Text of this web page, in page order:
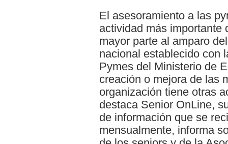
El asesoramiento a las
actividad más importante
mayor parte al amparo
nacional establecido con
Pymes del Ministerio de
creación o mejora de las
organización tiene otras
destaca Senior OnLine,
de información que se
mensualmente, informa